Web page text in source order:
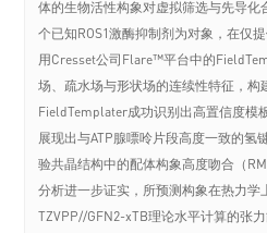
体的生物活性构象对虚拟筛选与先导化
个已知ROS1激酶抑制剂为对象，在仅
用Cresset公司Flare™平台中的
场、疏水场与形状场的连续性特征，构
FieldTemplater成功识别出高置信度模
展现出与ATP腺嘌呤片段高度一致的氢
验共晶结构中的配体构象高度吻合（
分析进一步证实，所预测构象在热力学
TZVPP//GFN2-xTB理论水平计算的张